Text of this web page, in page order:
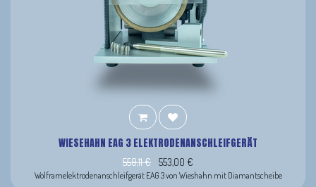
WIESEHAHN EAG 3 ELEKTRODENANSCHLEIFGERÄT
558,11€ 553,00 €
Wolframelektrodenanschleifgerät EAG 3 von Wieshahn mit Diamantscheibe